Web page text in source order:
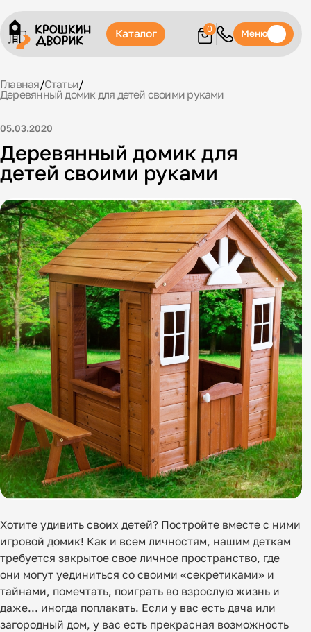
Каталог 0 Меню
Главная/Статьи/
Деревянный домик для детей своими руками
05.03.2020
Деревянный домик для
детей своими руками
Хотите удивить своих детей? Постройте вместе с ними
игровой домик! Как и всем личностям, нашим деткам
требуется закрытое свое личное пространство, где
они могут уединиться со своими «секретиками» и
тайнами, помечтать, поиграть во взрослую жизнь и
даже… иногда поплакать. Если у вас есть дача или
загородный дом, у вас есть прекрасная возможность